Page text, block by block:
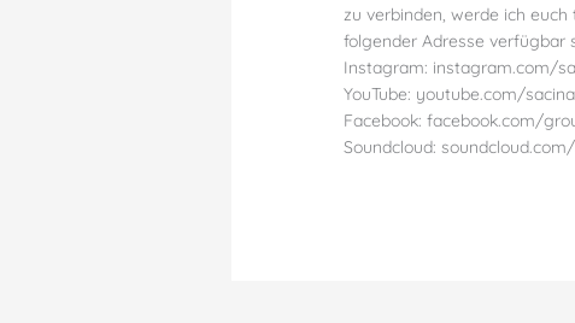
zu verbinden, werde ich
folgender Adresse verfügbar
Instagram: instagram.com/
YouTube: youtube.com/
Facebook: facebook.com/
Soundcloud: